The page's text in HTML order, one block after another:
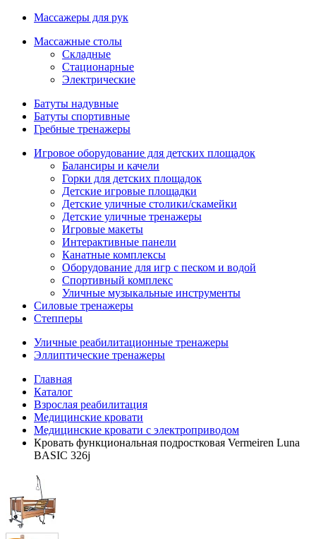
Массажеры для рук
Массажные столы
Складные
Стационарные
Электрические
Батуты надувные
Батуты спортивные
Гребные тренажеры
Игровое оборудование для детских площадок
Балансиры и качели
Горки для детских площадок
Детские игровые площадки
Детские уличные столики/скамейки
Детские уличные тренажеры
Игровые макеты
Интерактивные панели
Канатные комплексы
Оборудование для игр с песком и водой
Спортивный комплекс
Уличные музыкальные инструменты
Силовые тренажеры
Степперы
Уличные реабилитационные тренажеры
Эллиптические тренажеры
Главная
Каталог
Взрослая реабилитация
Медицинские кровати
Медицинские кровати с электроприводом
Кровать функциональная подростковая Vermeiren Luna
BASIC 326j